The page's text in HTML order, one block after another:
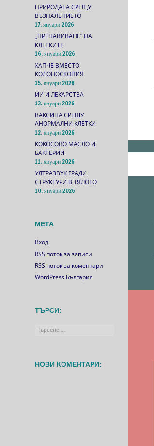
ПРИРОДАТА СРЕЩУ
ВЪЗПАЛЕНИЕТО
17. януари 2026
„ПРЕНАВИВАНЕ“ НА
КЛЕТКИТЕ
16. януари 2026
ХАПЧЕ ВМЕСТО
КОЛОНОСКОПИЯ
15. януари 2026
ИИ И ЛЕКАРСТВА
13. януари 2026
ВАКСИНА СРЕЩУ
АНОРМАЛНИ КЛЕТКИ
12. януари 2026
КОКОСОВО МАСЛО И
БАКТЕРИИ
11. януари 2026
УЛТРАЗВУК ГРАДИ
СТРУКТУРИ В ТЯЛОТО
10. януари 2026
МЕТА
Вход
RSS поток за записи
RSS поток за коментари
WordPress България
ТЪРСИ:
Търсене
НОВИ КОМЕНТАРИ: